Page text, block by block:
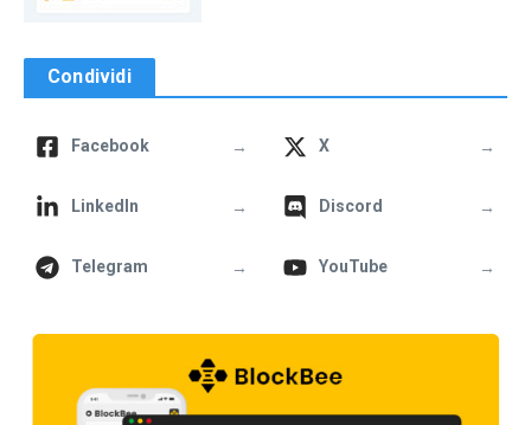
Condividi
Facebook → X →
LinkedIn → Discord →
Telegram → YouTube →